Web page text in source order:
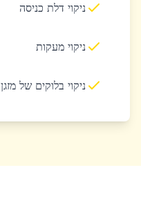
ניקוי דלת כניסה
ניקוי מעקות
ניקוי בלוקים של מזגן